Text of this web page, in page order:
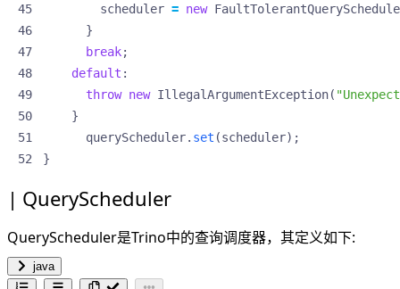
scheduler = new
}
break;
default :
throw new IllegalArgumentException(
}
queryScheduler. set (scheduler);
}
QueryScheduler
QueryScheduler是Trino中的查询调度器，其定义如下:
java